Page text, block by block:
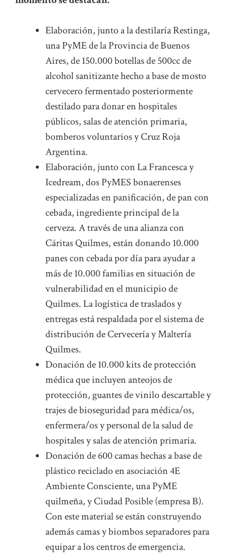
Elaboración, junto a la destilaría Restinga,
una PyME de la Provincia de Buenos
Aires, de 150.000 botellas de 500cc de
alcohol sanitizante hecho a base de mosto
cervecero fermentado posteriormente
destilado para donar en hospitales
públicos, salas de atención primaria,
bomberos voluntarios y Cruz Roja
Argentina.
Elaboración, junto con La Francesca y
Icedream, dos PyMES bonaerenses
especializadas en panificación, de pan con
cebada, ingrediente principal de la
cerveza. A través de una alianza con
Cáritas Quilmes, están donando 10.000
panes con cebada por día para ayudar a
más de 10.000 familias en situación de
vulnerabilidad en el municipio de
Quilmes. La logística de traslados y
entregas está respaldada por el sistema de
distribución de Cervecería y Maltería
Quilmes.
Donación de 10.000 kits de protección
médica que incluyen anteojos de
protección, guantes de vinilo descartable y
trajes de bioseguridad para médica/os,
enfermera/os y personal de la salud de
hospitales y salas de atención primaria.
Donación de 600 camas hechas a base de
plástico reciclado en asociación 4E
Ambiente Consciente, una PyME
quilmeña, y Ciudad Posible (empresa B).
Con este material se están construyendo
además camas y biombos separadores para
equipar a los centros de emergencia.